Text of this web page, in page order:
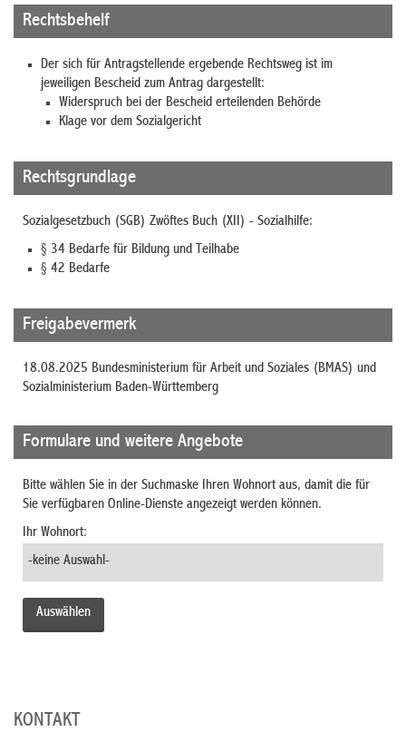
Rechtsbehelf
Der sich für Antragstellende ergebende Rechtsweg ist im
jeweiligen Bescheid zum Antrag dargestellt:
Widerspruch bei der Bescheid erteilenden Behörde
Klage vor dem Sozialgericht
Rechtsgrundlage
Sozialgesetzbuch (SGB) Zwöftes Buch (XII) - Sozialhilfe:
§ 34 Bedarfe für Bildung und Teilhabe
§ 42 Bedarfe
Freigabevermerk
18.08.2025 Bundesministerium für Arbeit und Soziales (BMAS) und
Sozialministerium Baden-Württemberg
Formulare und weitere Angebote
Bitte wählen Sie in der Suchmaske Ihren Wohnort aus, damit die für
Sie verfügbaren Online-Dienste angezeigt werden können.
Ihr Wohnort:
KONTAKT